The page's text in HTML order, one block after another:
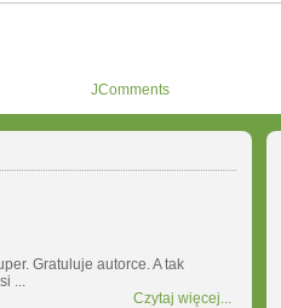
JComments
Gratuluje autorce. A tak
...
Czytaj więcej...